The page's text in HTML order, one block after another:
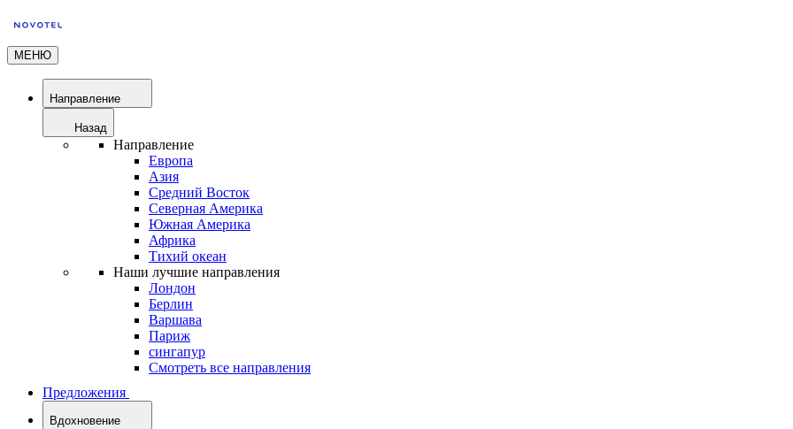
МЕНЮ
Направление
Назад
Направление
Европа
Азия
Средний Восток
Северная Америка
Южная Америка
Африка
Тихий океан
Наши лучшие направления
Лондон
Берлин
Варшава
Париж
сингапур
Смотреть все направления
Предложения
Вдохновение